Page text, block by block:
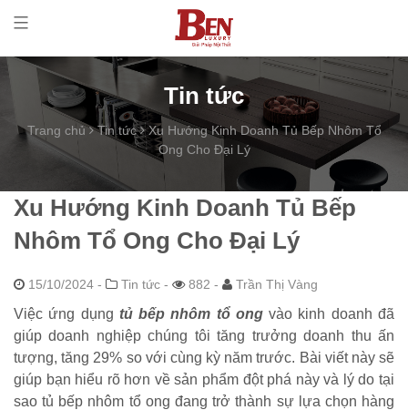
Tin tức
Trang chủ Tin tức
Xu Hướng Kinh Doanh Tủ Bếp Nhôm Tổ
Ong Cho Đại Lý
Xu Hướng Kinh Doanh Tủ Bếp
Nhôm Tổ Ong Cho Đại Lý
15/10/2024 - Tin tức - 882 - Trần Thị Vàng
Việc ứng dụng tủ bếp nhôm tổ ongvào kinh doanh đã
giúp doanh nghiệp chúng tôi tăng trưởng doanh thu ấn
tượng, tăng 29% so với cùng kỳ năm trước. Bài viết này sẽ
giúp bạn hiểu rõ hơn về sản phẩm đột phá này và lý do tại
sao tủ bếp nhôm tổ ong đang trở thành sự lựa chọn hàng